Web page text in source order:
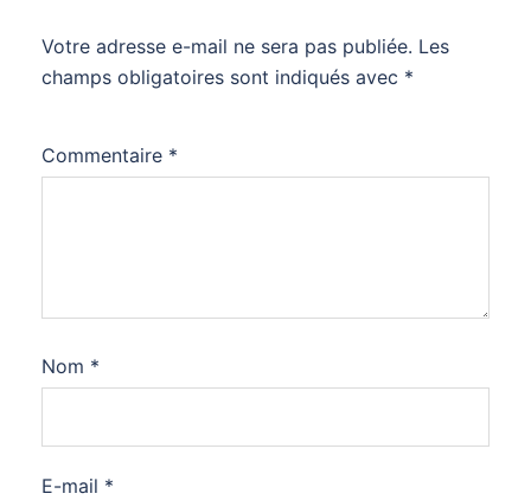
Votre adresse e-mail ne sera pas publiée. Les
champs obligatoires sont indiqués avec *
Commentaire *
Nom *
E-mail *